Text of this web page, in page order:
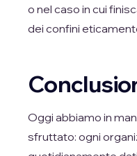
o nel caso in cui
dei confini
Oggi abbiamo in
sfruttato: ogni